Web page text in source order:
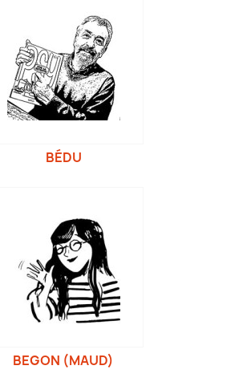
BÉDU
BEGON (MAUD)